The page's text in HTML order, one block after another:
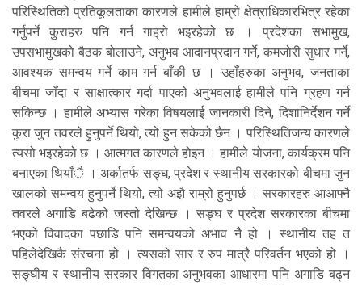
परिस्थितिको प्रतिकूलताका कारणले हामीले हाम्रो क्षेत्राधिकारभित्र रहेका
गर्नुपर्ने कुराहरु पनि गर्न गाह्रो भइरहेको छ । प्रदेशका सभामुख,
उपसभामुखको बैठक बोलाउने, अनुभव आदानप्रदान गर्ने, कमजोरी सुधार गर्ने,
आवश्यक समन्वय गर्ने काम गर्न बाँकी छ । उहाँहरुका अनुभव, जनताका
बीचमा जाँदा र साक्षात्कार गर्दा पाएको अनुभवलाई हामीले पनि ग्रहण गर्न
सकिन्छ । हामीले अभ्यास गरेका विषयलाई जानकारी दिने, दिशानिर्देशन गर्ने
कुरा जुन तवरले हुनुपर्ने थियो, त्यो हुन सकेको छैन । परिस्थितिजन्य कारणले
त्यसो भइरहेको छ । आत्मगत कारणले होइन । हामीले योजना, कार्यक्रम पनि
बनाएका थियाँै । अर्कातर्फ सङ्घ, प्रदेश र स्थानीय सरकारको बीचमा जुन
खालको समन्वय हुनुपर्ने थियो, त्यो अझै राम्रो हुनुपर्छ । सरकारहरु आआफ्नै
तवरले अगाडि बढेको जस्तो देखिन्छ । सङ्घ र प्रदेश सरकारका बीचमा
भएको विवादका पछाडि पनि समन्वयको अभाव नै हो । स्थानीय तह त
पहिलेदेखिकै संरचना हो । त्यसको सार र रुप मात्रै परिवर्तन भएको हो ।
सङ्घीय र स्थानीय सरकार विगतका अनुभवका आधारमा पनि अगाडि बढ्न